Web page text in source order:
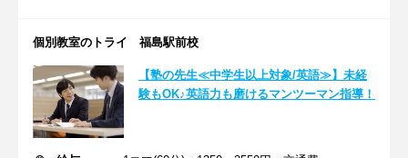
個別教室のトライ 福島駅前校
【塾の先生≪中学生以上対象/英語≫】未経
験もOK♪英語力も磨けるマンツーマン指導！